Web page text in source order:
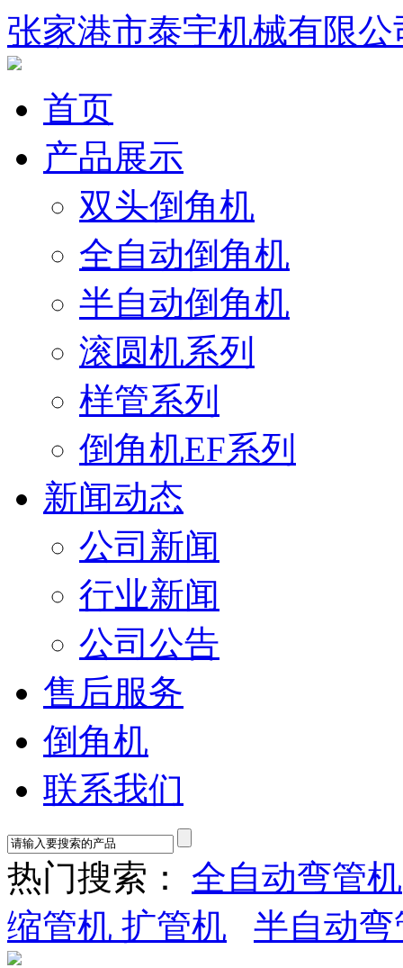
张家港市泰宇机械有限公
首页
产品展示
双头倒角机
全自动倒角机
半自动倒角机
滚圆机系列
样管系列
倒角机EF系列
新闻动态
公司新闻
行业新闻
公司公告
售后服务
倒角机
联系我们
热门搜索： 全自动弯管机
缩管机 扩管机
半自动弯